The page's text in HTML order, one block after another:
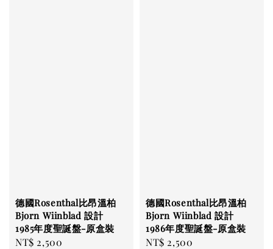
德國Rosenthal比昂溫柏
Bjorn Wiinblad 設計
1985年度聖誕盤-原盒裝
Regular
NT$ 2,500
德國Rosenthal比昂溫柏
Bjorn Wiinblad 設計
1986年度聖誕盤-原盒裝
Regular
NT$ 2,500